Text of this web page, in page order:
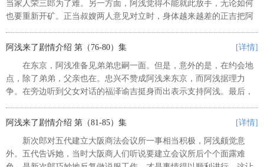
当家人荣三郎为了难。另一方面，阿浅觉得不能就此放手，无论如何
也要重新开矿。正当叔嫂两人意见对立时，身体越来越差的正吉把阿
阿浅来了剧情介绍 第（76-80）集 [详情]
在东京，阿浅准备见弟弟忠嗣一面。但是，意外的是，在约会地
点，除了弟弟，父亲也在。忠兴不赞成阿浅来东京，而阿浅据理力
争。在旁边听到父女对话的福泽谕吉挺身而出表示支持阿浅。最后，
父亲忠政的眼光。在东京住了数天...
阿浅来了剧情介绍 第（81-85）集 [详情]
新次郎对五代建立大阪商法会议所一事相当积极，阿浅颇觉意
外。五代告诉她，当时大阪商人们听说要建立会议所后个个面露难